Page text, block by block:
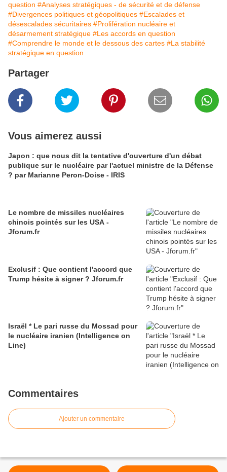
question #Analyses stratégiques - de sécurité et de défense
#Divergences politiques et géopolitiques #Escalades et
désescalades sécuritaires #Prolifération nucléaire et
désarmement stratégique #Les accords en question
#Comprendre le monde et le dessous des cartes #La stabilité
stratégique en question
Partager
Vous aimerez aussi
Japon : que nous dit la tentative d'ouverture d'un débat
publique sur le nucléaire par l'actuel ministre de la Défense
? par Marianne Peron-Doise - IRIS
Le nombre de missiles nucléaires
chinois pointés sur les USA -
Jforum.fr
Exclusif : Que contient l'accord que
Trump hésite à signer ? Jforum.fr
Israël * Le pari russe du Mossad pour
le nucléaire iranien (Intelligence on
Line)
Commentaires
Ajouter un commentaire